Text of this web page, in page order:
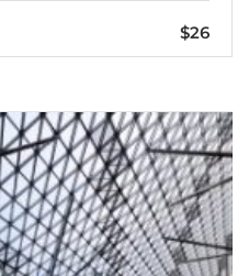
$26